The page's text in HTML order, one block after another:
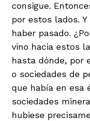
consigue.
por estos lados.
haber pasado.
vino hacia estos
hasta dónde, por
o sociedades de
que había en esa
sociedades
hubiese